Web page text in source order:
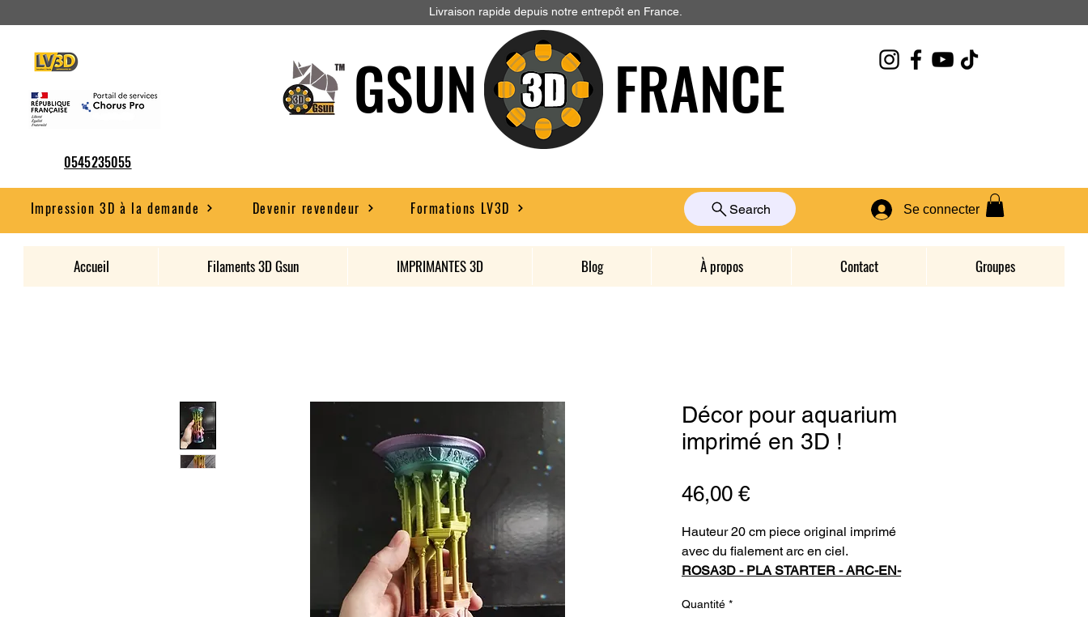
Livraison rapide depuis notre entrepôt en France.
0545235055
GSUN FRANCE
Impression 3D à la demande Devenir revendeur Formations LV3D Se connecter
Search
Accueil Filaments 3D Gsun IMPRIMANTES 3D Blog À propos Contact Groupes
Décor pour aquarium
imprimé en 3D !
46,00 €Prix
Hauteur 20 cm piece original imprimé
avec du fialement arc en ciel.
ROSA3D - PLA STARTER - ARC-EN-
MULTICOULEUR
Quantité *